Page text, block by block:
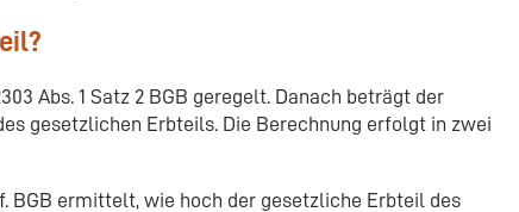
Abs. 1 Satz 2 BGB geregelt. Danach beträgt der
gesetzlichen Erbteils. Die Berechnung erfolgt in zwei
BGB ermittelt, wie hoch der gesetzliche Erbteil des